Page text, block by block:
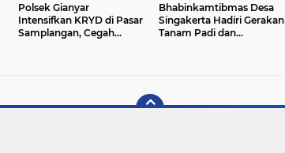
Polsek Gianyar
Intensifkan KRYD di Pasar
Samplangan, Cegah
Bhabinkamtibmas Desa
Singakerta Hadiri Gerakan
Tanam Padi dan